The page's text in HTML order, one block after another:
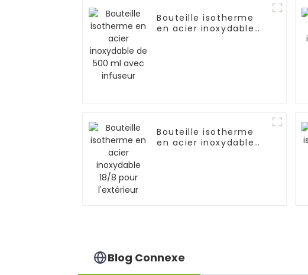
Bouteille isotherme
en acier inoxydable
Bouteille isotherme
en acier inoxydable
Blog Connexe